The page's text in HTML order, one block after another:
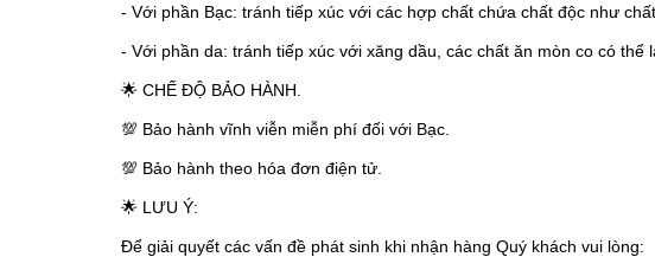
- Với phần Bạc: tránh tiếp xúc với các hợp chất chứa chất độc như
- Với phần da: tránh tiếp xúc với xăng dầu, các chất ăn mòn co có thể
🌟 CHẾ ĐỘ BẢO HÀNH.
💯 Bảo hành vĩnh viễn miễn phí đối với Bạc.
💯 Bảo hành theo hóa đơn điện tử.
🌟 LƯU Ý:
Để giải quyết các vấn đề phát sinh khi nhận hàng Quý khách vui lòng: